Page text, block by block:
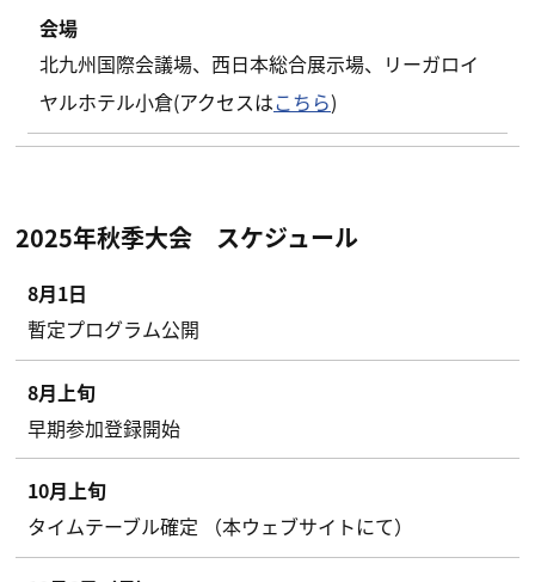
会場
北九州国際会議場、西日本総合展示場、リーガロイ
ヤルホテル小倉(アクセスはこちら)
2025年秋季大会 スケジュール
8月1日
暫定プログラム公開
8月上旬
早期参加登録開始
10月上旬
タイムテーブル確定 （本ウェブサイトにて）